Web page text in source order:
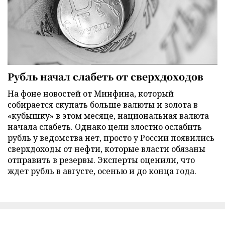
Рубль начал слабеть от сверхдоходов
На фоне новостей от Минфина, который
собирается скупать больше валюты и золота в
«кубышку» в этом месяце, национальная валюта
начала слабеть. Однако цели злостно ослабить
рубль у ведомства нет, просто у России появились
сверхдоходы от нефти, которые власти обязаны
отправить в резервы. Эксперты оценили, что
ждет рубль в августе, осенью и до конца года.